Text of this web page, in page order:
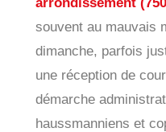
souvent au mauvais
dimanche, parfois
une réception de
démarche
haussmanniens et